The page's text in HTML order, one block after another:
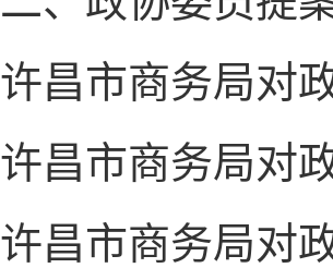
许昌市商务局对
许昌市商务局对
许昌市商务局对